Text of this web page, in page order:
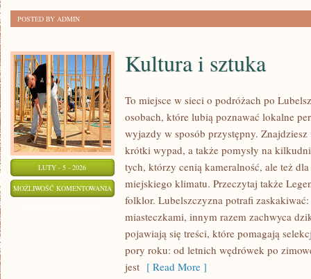
POSTED BY ADMIN
LUTY - 5 - 2026
MOŻLIWOŚĆ KOMENTOWANIA KULTURA
SZTUKA
Kultura i sztuka
To miejsce w sieci o podróżach po
osobach, które lubią poznawać lokalne
wyjazdy w sposób przystępny.
krótki wypad, a także pomysły na
tych, którzy cenią kameralność, ale też
miejskiego klimatu. Przeczytaj także
folklor. Lubelszczyzna potrafi
miasteczkami, innym razem zachwyca
pojawiają się treści, które pomagają
pory roku: od letnich wędrówek po
jest [ Read More ]